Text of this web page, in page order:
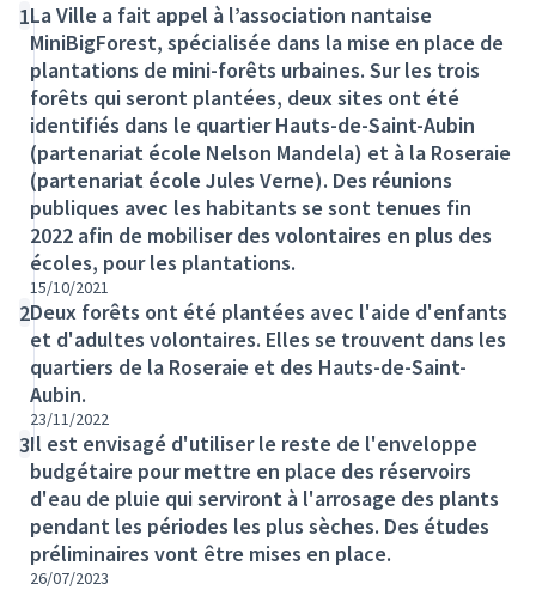
1La Ville a fait appel à l’association nantaise
MiniBigForest, spécialisée dans la mise en place de
plantations de mini-forêts urbaines. Sur les trois
forêts qui seront plantées, deux sites ont été
identifiés dans le quartier Hauts-de-Saint-Aubin
(partenariat école Nelson Mandela) et à la Roseraie
(partenariat école Jules Verne). Des réunions
publiques avec les habitants se sont tenues fin
2022 afin de mobiliser des volontaires en plus des
écoles, pour les plantations.
15/10/2021
2Deux forêts ont été plantées avec l'aide d'enfants
et d'adultes volontaires. Elles se trouvent dans les
quartiers de la Roseraie et des Hauts-de-Saint-
Aubin.
23/11/2022
3Il est envisagé d'utiliser le reste de l'enveloppe
budgétaire pour mettre en place des réservoirs
d'eau de pluie qui serviront à l'arrosage des plants
pendant les périodes les plus sèches. Des études
préliminaires vont être mises en place.
26/07/2023